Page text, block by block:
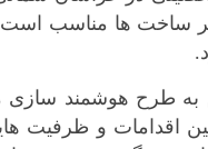
ساخت ها مناسب
طرح هوشمند سازی
اقدامات و ظرفیت